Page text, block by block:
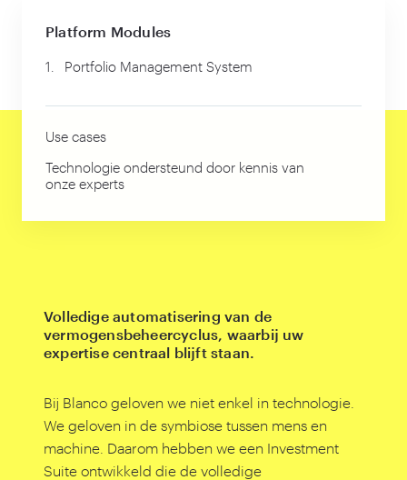
Platform Modules
1. Portfolio Management System
Use cases
Technologie ondersteund door kennis van
onze experts
Volledige automatisering van de
vermogensbeheercyclus, waarbij uw
expertise centraal blijft staan.
Bij Blanco geloven we niet enkel in technologie.
We geloven in de symbiose tussen mens en
machine. Daarom hebben we een Investment
Suite ontwikkeld die de volledige